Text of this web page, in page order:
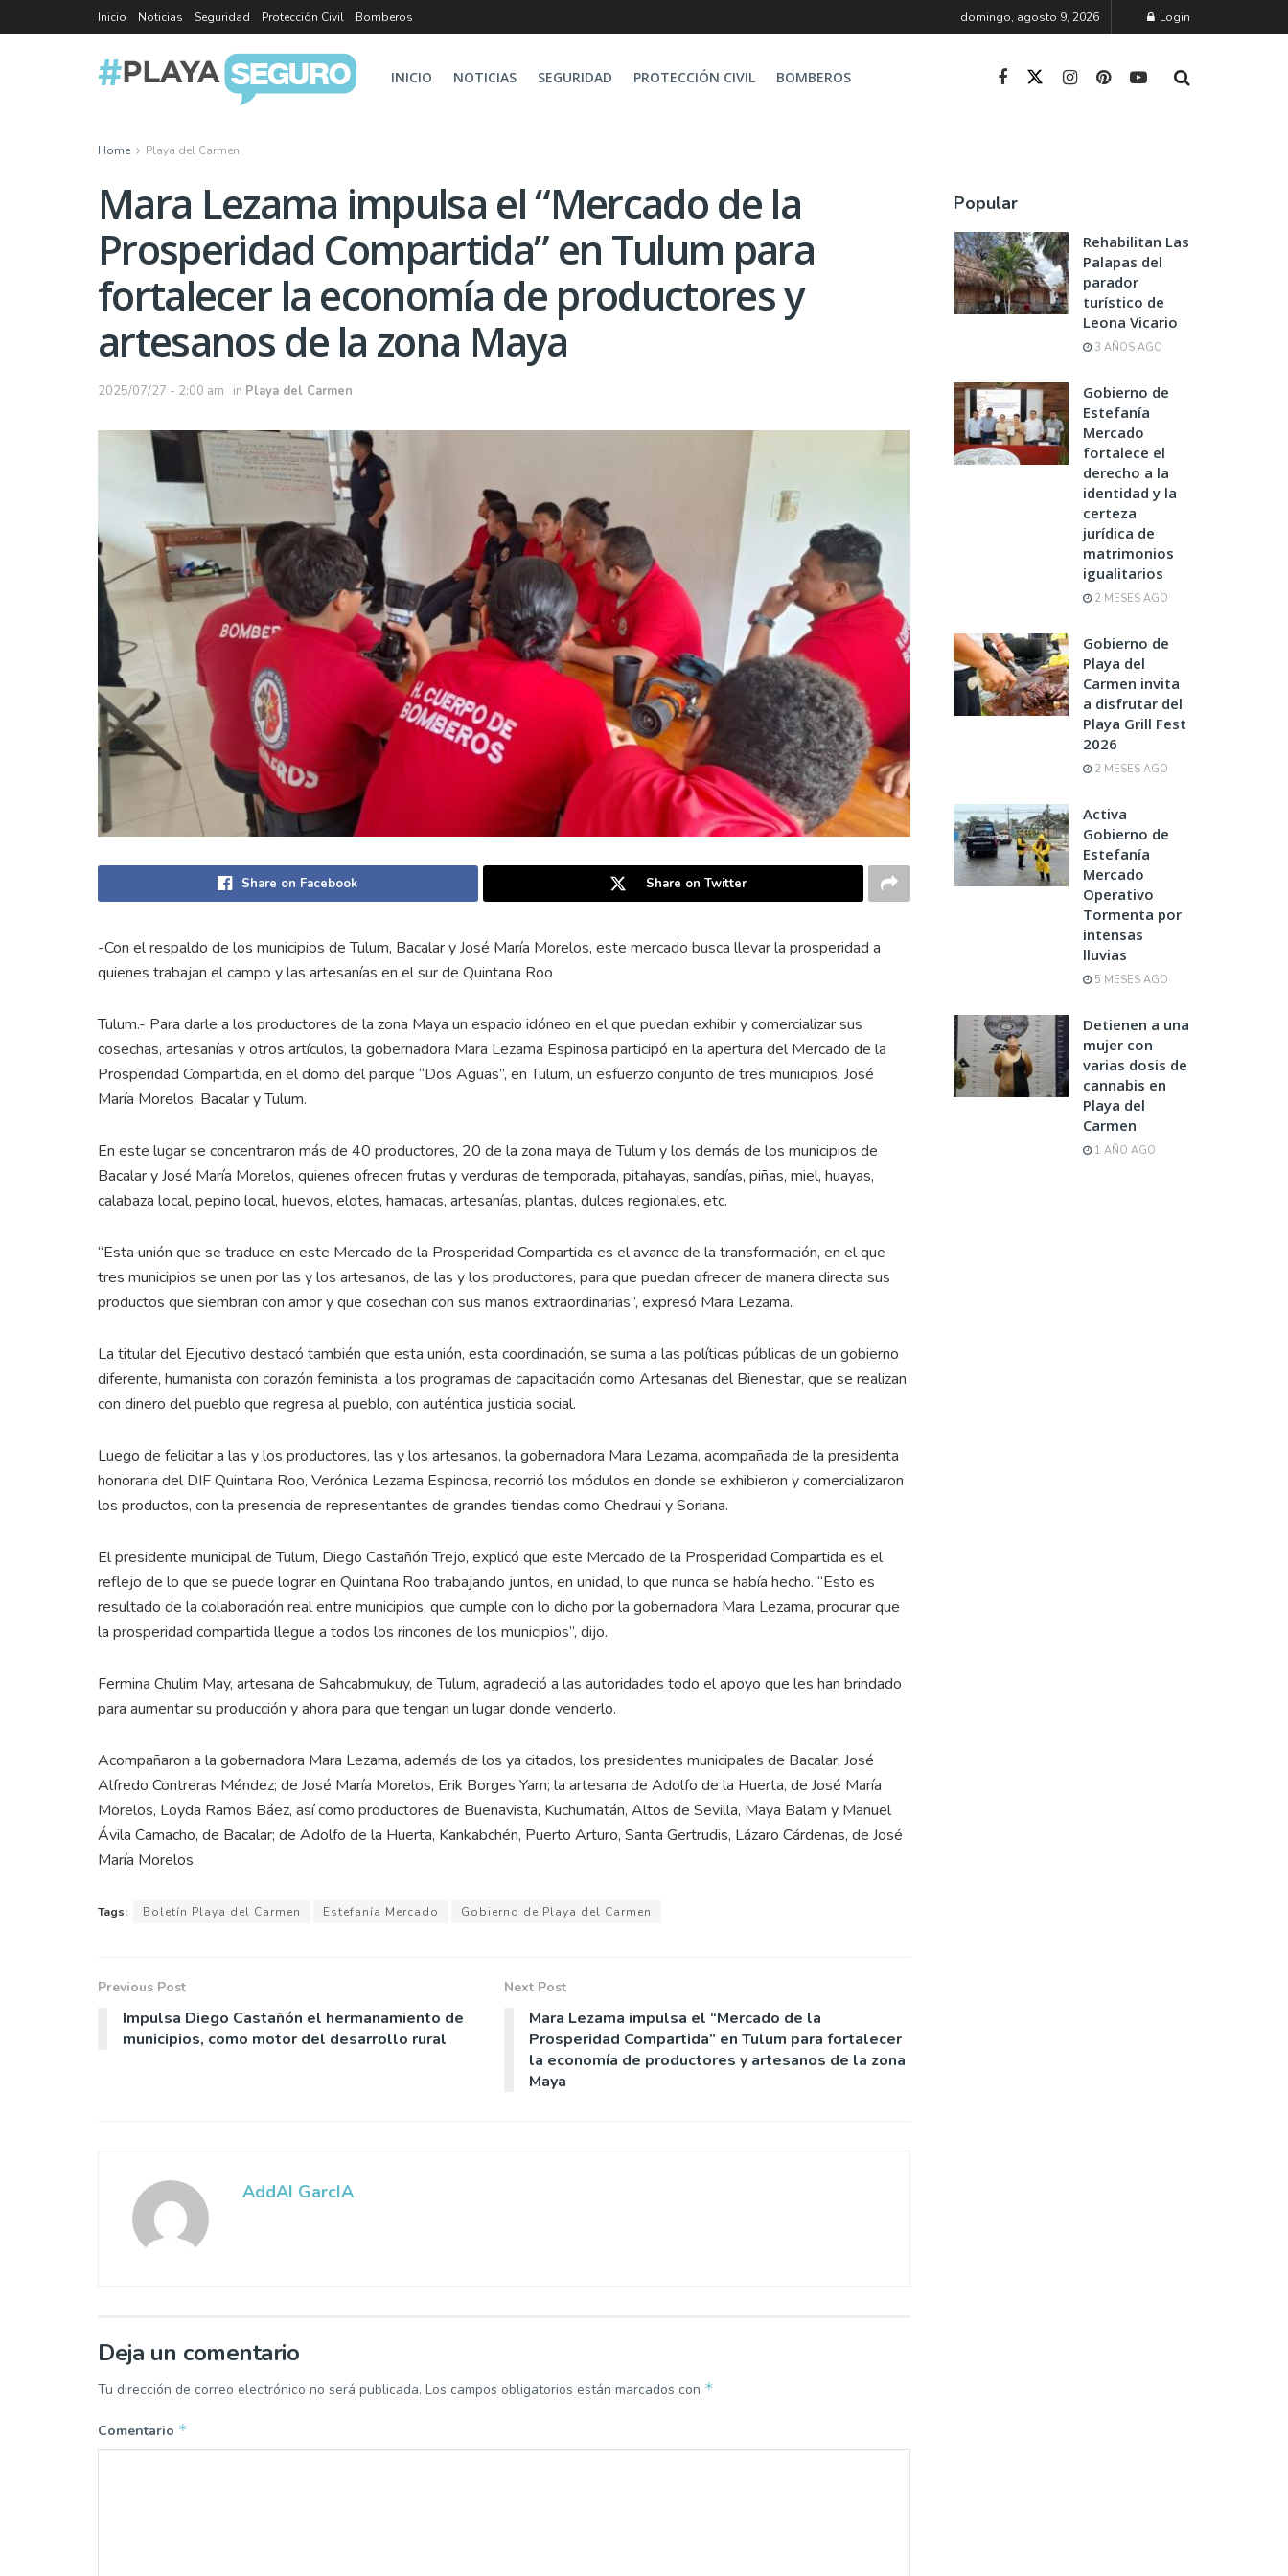
Inicio Noticias Seguridad Protección Civil Bomberos domingo, agosto 9, 2026 Login
INICIO NOTICIAS SEGURIDAD PROTECCIÓN CIVIL BOMBEROS
Home Playa del Carmen
Mara Lezama impulsa el “Mercado de la
Prosperidad Compartida” en Tulum para
fortalecer la economía de productores y
artesanos de la zona Maya
2025/07/27 - 2:00 am in Playa del Carmen
Share on Facebook Share on Twitter
-Con el respaldo de los municipios de Tulum, Bacalar y José María Morelos, este mercado busca llevar la prosperidad a
quienes trabajan el campo y las artesanías en el sur de Quintana Roo
Tulum.- Para darle a los productores de la zona Maya un espacio idóneo en el que puedan exhibir y comercializar sus
cosechas, artesanías y otros artículos, la gobernadora Mara Lezama Espinosa participó en la apertura del Mercado de la
Prosperidad Compartida, en el domo del parque “Dos Aguas”, en Tulum, un esfuerzo conjunto de tres municipios, José
María Morelos, Bacalar y Tulum.
En este lugar se concentraron más de 40 productores, 20 de la zona maya de Tulum y los demás de los municipios de
Bacalar y José María Morelos, quienes ofrecen frutas y verduras de temporada, pitahayas, sandías, piñas, miel, huayas,
calabaza local, pepino local, huevos, elotes, hamacas, artesanías, plantas, dulces regionales, etc.
“Esta unión que se traduce en este Mercado de la Prosperidad Compartida es el avance de la transformación, en el que
tres municipios se unen por las y los artesanos, de las y los productores, para que puedan ofrecer de manera directa sus
productos que siembran con amor y que cosechan con sus manos extraordinarias”, expresó Mara Lezama.
La titular del Ejecutivo destacó también que esta unión, esta coordinación, se suma a las políticas públicas de un gobierno
diferente, humanista con corazón feminista, a los programas de capacitación como Artesanas del Bienestar, que se realizan
con dinero del pueblo que regresa al pueblo, con auténtica justicia social.
Luego de felicitar a las y los productores, las y los artesanos, la gobernadora Mara Lezama, acompañada de la presidenta
honoraria del DIF Quintana Roo, Verónica Lezama Espinosa, recorrió los módulos en donde se exhibieron y comercializaron
los productos, con la presencia de representantes de grandes tiendas como Chedraui y Soriana.
El presidente municipal de Tulum, Diego Castañón Trejo, explicó que este Mercado de la Prosperidad Compartida es el
reflejo de lo que se puede lograr en Quintana Roo trabajando juntos, en unidad, lo que nunca se había hecho. “Esto es
resultado de la colaboración real entre municipios, que cumple con lo dicho por la gobernadora Mara Lezama, procurar que
la prosperidad compartida llegue a todos los rincones de los municipios”, dijo.
Fermina Chulim May, artesana de Sahcabmukuy, de Tulum, agradeció a las autoridades todo el apoyo que les han brindado
para aumentar su producción y ahora para que tengan un lugar donde venderlo.
Acompañaron a la gobernadora Mara Lezama, además de los ya citados, los presidentes municipales de Bacalar, José
Alfredo Contreras Méndez; de José María Morelos, Erik Borges Yam; la artesana de Adolfo de la Huerta, de José María
Morelos, Loyda Ramos Báez, así como productores de Buenavista, Kuchumatán, Altos de Sevilla, Maya Balam y Manuel
Ávila Camacho, de Bacalar; de Adolfo de la Huerta, Kankabchén, Puerto Arturo, Santa Gertrudis, Lázaro Cárdenas, de José
María Morelos.
Tags: Boletín Playa del Carmen Estefanía Mercado Gobierno de Playa del Carmen
Previous Post
Impulsa Diego Castañón el hermanamiento de
municipios, como motor del desarrollo rural
Next Post
Mara Lezama impulsa el “Mercado de la
Prosperidad Compartida” en Tulum para fortalecer
la economía de productores y artesanos de la zona
Maya
AddAI GarcIA
Deja un comentario
Tu dirección de correo electrónico no será publicada. Los campos obligatorios están marcados con *
Comentario *
Popular
Rehabilitan Las
Palapas del
parador
turístico de
Leona Vicario
3 AÑOS AGO
Gobierno de
Estefanía
Mercado
fortalece el
derecho a la
identidad y la
certeza
jurídica de
matrimonios
igualitarios
2 MESES AGO
Gobierno de
Playa del
Carmen invita
a disfrutar del
Playa Grill Fest
2026
2 MESES AGO
Activa
Gobierno de
Estefanía
Mercado
Operativo
Tormenta por
intensas
lluvias
5 MESES AGO
Detienen a una
mujer con
varias dosis de
cannabis en
Playa del
Carmen
1 AÑO AGO